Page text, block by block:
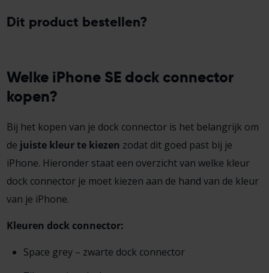
Dit product bestellen?
Welke iPhone SE dock connector
kopen?
Bij het kopen van je dock connector is het belangrijk om
de juiste kleur te kiezen zodat dit goed past bij je
iPhone. Hieronder staat een overzicht van welke kleur
dock connector je moet kiezen aan de hand van de kleur
van je iPhone.
Kleuren dock connector:
Space grey – zwarte dock connector